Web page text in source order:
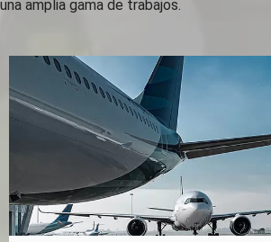
una amplia gama de trabajos.